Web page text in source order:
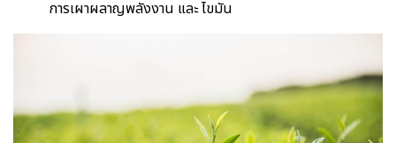
การเผาผลาญพลังงาน และ ไขมัน